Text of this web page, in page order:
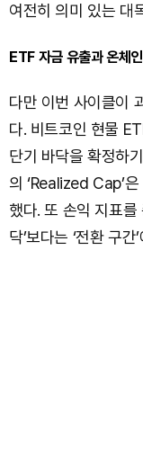
여전히 의미 있는 대
ETF 자금 유출과 온체
다만 이번 사이클이
다. 비트코인 현물
단기 바닥을 확정하
의 ‘Realized Cap’
했다. 또 손익 지표를
닥’보다는 ‘전환 구